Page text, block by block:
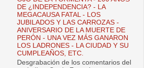
DE ¿INDEPENDENCIA? - LA
MEGACAUSA FATAL - LOS
JUBILADOS Y LAS CARROZAS -
ANIVERSARIO DE LA MUERTE DE
PERÓN - UNA VEZ MÁS GANARON
LOS LADRONES - LA CIUDAD Y SU
CUMPLEAÑOS, ETC.
Desgrabación de los comentarios del